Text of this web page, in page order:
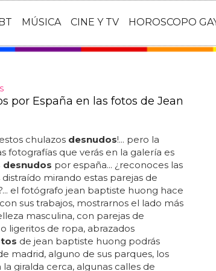
MÚSICA CINE Y TV HOROSCOPO
por España en las fotos de Jean
chulazos desnudos!... pero la
fotografías que verás en la galería es
desnudos por españa... ¿reconoces las
mirando estas parejas de
el fotógrafo jean baptiste huong hace
sus trabajos, mostrarnos el lado más
masculina, con parejas de
o ligeritos de ropa, abrazados
de jean baptiste huong podrás
madrid, alguno de sus parques, los
giralda cerca, algunas calles de